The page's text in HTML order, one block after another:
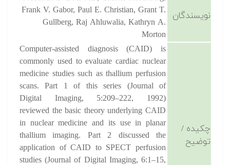
نویسندگان
Frank V. Gabor, Paul E. Christian, Grant T.
Gullberg, Raj Ahluwalia, Kathryn A.
Morton
چکیده /
توضیح
Computer-assisted diagnosis (CAID) is
commonly used to evaluate cardiac nuclear
medicine studies such as thallium perfusion
scans. Part 1 of this series (Journal of
Digital Imaging, 5:209–222, 1992)
reviewed the basic theory underlying CAID
in nuclear medicine and its use in planar
thallium imaging. Part 2 discussed the
application of CAID to SPECT perfusion
studies (Journal of Digital Imaging, 6:1–15,